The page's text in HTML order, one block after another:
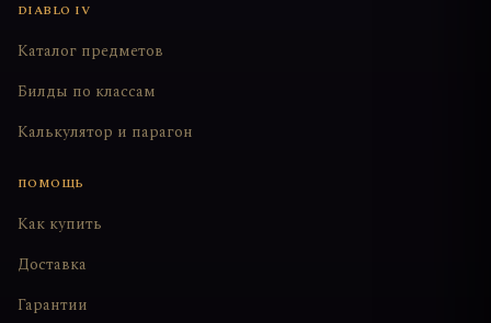
DIABLO IV
Каталог предметов
Билды по классам
Калькулятор и парагон
ПОМОЩЬ
Как купить
Доставка
Гарантии